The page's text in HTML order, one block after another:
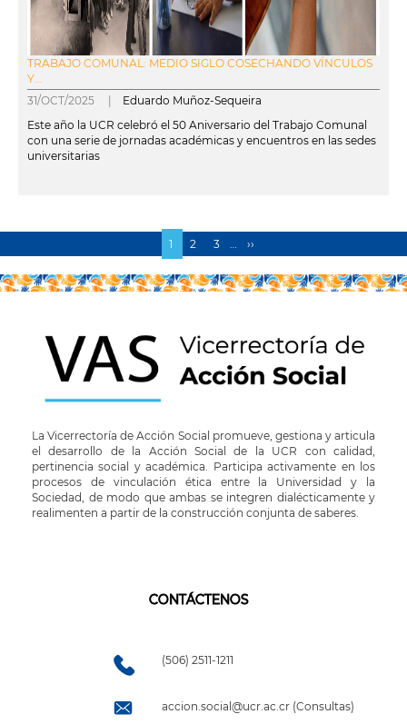
TRABAJO COMUNAL: MEDIO SIGLO COSECHANDO VÍNCULOS
Y...
31/OCT/2025 | Eduardo Muñoz-Sequeira
Este año la UCR celebró el 50 Aniversario del Trabajo Comunal
con una serie de jornadas académicas y encuentros en las sedes
universitarias
Página
actual
1 Page
2 Page
3
Siguiente
página
››
La Vicerrectoría de Acción Social promueve, gestiona y articula
el desarrollo de la Acción Social de la UCR con calidad,
pertinencia social y académica. Participa activamente en los
procesos de vinculación ética entre la Universidad y la
Sociedad, de modo que ambas se integren dialécticamente y
realimenten a partir de la construcción conjunta de saberes.
CONTÁCTENOS
(506) 2511-1211
accion.social@ucr.ac.cr (Consultas)